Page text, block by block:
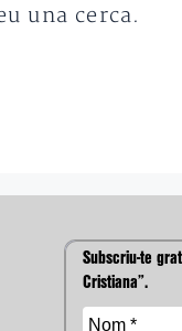
una cerca.
Subscriu-te
Cristiana”.